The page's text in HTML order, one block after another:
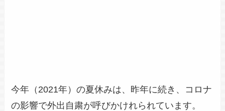
今年（2021年）の夏休みは、昨年に続き、コロナ
の影響で外出自粛が呼びかけれられています。